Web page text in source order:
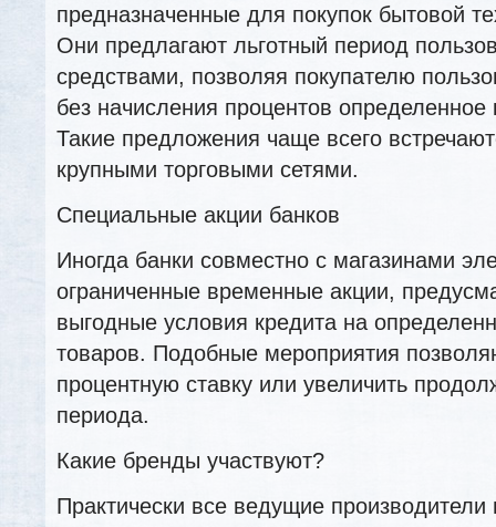
предназначенные для покупок бытовой
Они предлагают льготный период
средствами, позволяя покупателю
без начисления процентов
Такие предложения чаще всего
крупными торговыми сетями.
Специальные акции банков
Иногда банки совместно с магазинами
ограниченные временные акции,
выгодные условия кредита на
товаров. Подобные мероприятия
процентную ставку или увеличить
периода.
Какие бренды участвуют?
Практически все ведущие производители